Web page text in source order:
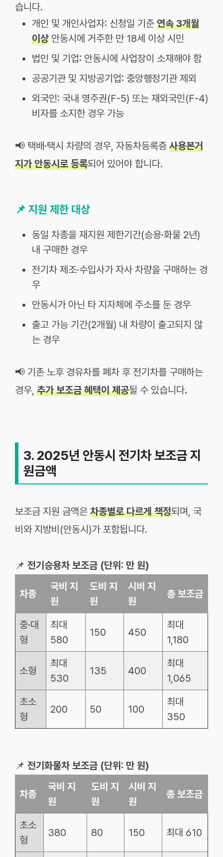
습니다.
개인 및 개인사업자: 신청일 기준 연속 3개월
이상 안동시에 거주한 만 18세 이상 시민
법인 및 기업: 안동시에 사업장이 소재해야 함
공공기관 및 지방공기업: 중앙행정기관 제외
외국인: 국내 영주권(F-5) 또는 재외국민(F-4)
비자를 소지한 경우 가능
📢 택배·택시 차량의 경우, 자동차등록증 사용본거
지가 안동시로 등록되어 있어야 합니다.
📌 지원 제한 대상
동일 차종을 재지원 제한기간(승용·화물 2년)
내 구매한 경우
전기차 제조·수입사가 자사 차량을 구매하는 경
우
안동시가 아닌 타 지자체에 주소를 둔 경우
출고 가능 기간(2개월) 내 차량이 출고되지 않
는 경우
📢 기존 노후 경유차를 폐차 후 전기차를 구매하는
경우, 추가 보조금 혜택이 제공될 수 있습니다.
3. 2025년 안동시 전기차 보조금 지
원금액
보조금 지원 금액은 차종별로 다르게 책정되며, 국
비와 지방비(안동시)가 포함됩니다.
📌 전기승용차 보조금 (단위: 만 원)
차종
국비 지
원
도비 지
원
시비 지
원
총 보조금
중·대
형
최대
580
150 450
최대
1,180
소형
최대
530
135 400
최대
1,065
초소
형
200 50 100
최대
350
📌 전기화물차 보조금 (단위: 만 원)
차종
국비 지
원
도비 지
원
시비 지
원
총 보조금
초소
형
380 80 150 최대 610